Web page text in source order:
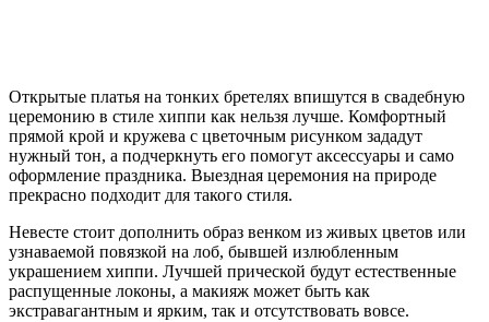
Открытые платья на тонких бретелях впишутся в свадебную
церемонию в стиле хиппи как нельзя лучше. Комфортный
прямой крой и кружева с цветочным рисунком зададут
нужный тон, а подчеркнуть его помогут аксессуары и само
оформление праздника. Выездная церемония на природе
прекрасно подходит для такого стиля.
Невесте стоит дополнить образ венком из живых цветов или
узнаваемой повязкой на лоб, бывшей излюбленным
украшением хиппи. Лучшей прической будут естественные
распущенные локоны, а макияж может быть как
экстравагантным и ярким, так и отсутствовать вовсе.